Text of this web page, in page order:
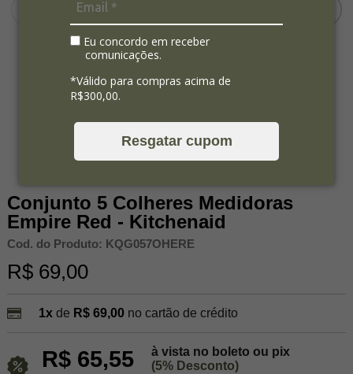
Eu concordo em receber
comunicações.
*Válido para compras acima de
R$300,00.
Resgatar cupom
Conjunto 5 Colheres Medidoras
Empire Red - Kitchenaid
Cod. do Produto: KQG057OHERE
R$ 69,00
1xde R$ 69,00 no cartão de crédito
R$ 65,55
à vista no boleto ou pix
(5% Desconto)